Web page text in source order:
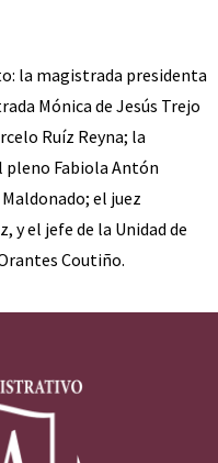
la magistrada presidenta
Mónica de Jesús Trejo
Ruíz Reyna; la
pleno Fabiola Antón
el juez
y el jefe de la Unidad de
Coutiño.